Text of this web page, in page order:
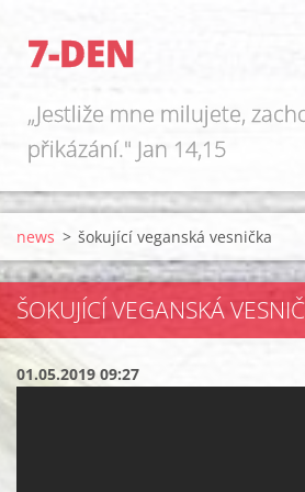
7-DEN
„Jestliže mne milujete,
přikázání." Jan 14,15
news > šokující veganská vesnička
ŠOKUJÍCÍ VEGANSKÁ
01.05.2019 09:27